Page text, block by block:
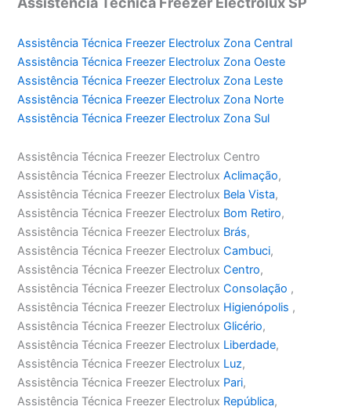
Assistência Técnica Freezer Electrolux Zona Central
Assistência Técnica Freezer Electrolux Zona Oeste
Assistência Técnica Freezer Electrolux Zona Leste
Assistência Técnica Freezer Electrolux Zona Norte
Assistência Técnica Freezer Electrolux Zona Sul
Assistência Técnica Freezer Electrolux Centro
Assistência Técnica Freezer ElectroluxAclimação,
Assistência Técnica Freezer Electrolux Bela Vista,
Assistência Técnica Freezer Electrolux Bom Retiro,
Assistência Técnica Freezer Electrolux Brás,
Assistência Técnica Freezer ElectroluxCambuci,
Assistência Técnica Freezer ElectroluxCentro,
Assistência Técnica Freezer ElectroluxConsolação ,
Assistência Técnica Freezer Electrolux Higienópolis ,
Assistência Técnica Freezer ElectroluxGlicério,
Assistência Técnica Freezer Electrolux Liberdade,
Assistência Técnica Freezer Electrolux Luz,
Assistência Técnica Freezer Electrolux Pari,
Assistência Técnica Freezer Electrolux República,